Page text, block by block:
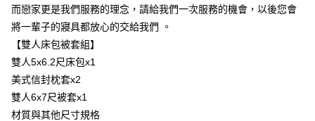
AFTEE先享後付
相關說明
【關於「AFTEE先享後付」】
AFTEE先享後付是「在收到商品之後才付款」的支付方式。 讓您購物簡單
便利好安心！
１．簡單：不需註冊會員、不需綁卡、不需儲值。
２．便利：只要手機號碼，簡訊認證，即可結帳。
運送方式
宅配(廠商直送🚚)
每筆NT$100，滿NT$590(含以上)免運費
而戀家更是我們服務的理念，請給我們一次服務的機會，以後您會
將一輩子的寢具都放心的交給我們 。
【雙人床包被套組】
雙人5x6.2尺床包x1
美式信封枕套x2
雙人6x7尺被套x1
材質與其他尺寸規格